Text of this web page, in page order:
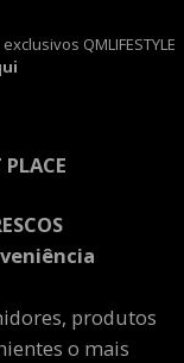
QMLIFESTYLE
produtos
o mais